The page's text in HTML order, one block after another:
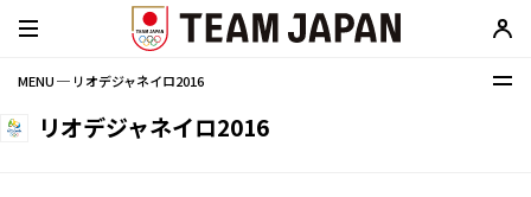
MENU ─ リオデジャネイロ2016
リオデジャネイロ2016